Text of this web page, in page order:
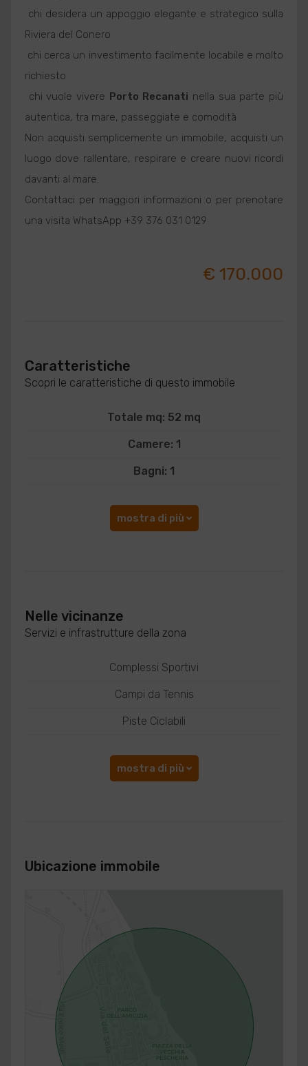
 chi desidera un appoggio elegante e strategico sulla
Riviera del Conero
 chi cerca un investimento facilmente locabile e molto
richiesto
 chi vuole vivere Porto Recanati nella sua parte più
autentica, tra mare, passeggiate e comodità
Non acquisti semplicemente un immobile, acquisti un
luogo dove rallentare, respirare e creare nuovi ricordi
davanti al mare.
Contattaci per maggiori informazioni o per prenotare
una visita WhatsApp +39 376 031 0129
€ 170.000
Caratteristiche
Scopri le caratteristiche di questo immobile
Totale mq: 52 mq
Camere: 1
Bagni: 1
mostra di più
Nelle vicinanze
Servizi e infrastrutture della zona
Complessi Sportivi
Campi da Tennis
Piste Ciclabili
mostra di più
Ubicazione immobile